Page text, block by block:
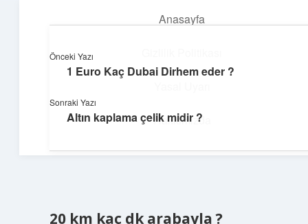
Anasayfa
Hakkımızda
Huzurlu Yaşam Tüyoları
Hayatına ferahlık katan öneriler!
20 km kaç dk arabayla ?
Önceki Yazı
1 Euro Kaç Dubai Dirhem eder ?
Sonraki Yazı
Altın kaplama çelik midir ?